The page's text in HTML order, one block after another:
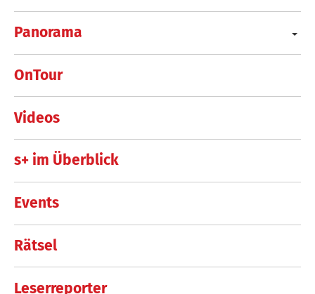
Panorama
OnTour
Videos
s+ im Überblick
Events
Rätsel
Leserreporter